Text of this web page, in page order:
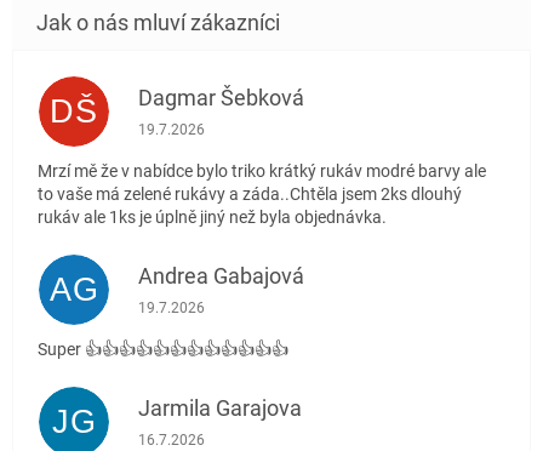
DŠ Dagmar Šebková
Hodnocení obchodu je 4 z 5 hvězdiček.
19.7.2026
Mrzí mě že v nabídce bylo triko krátký rukáv modré barvy ale
to vaše má zelené rukávy a záda..Chtěla jsem 2ks dlouhý
rukáv ale 1ks je úplně jiný než byla objednávka.
AG Andrea Gabajová
Hodnocení obchodu je 5 z 5 hvězdiček.
19.7.2026
Super 👍👍👍👍👍👍👍👍👍👍👍👍
JG Jarmila Garajova
Hodnocení obchodu je 5 z 5 hvězdiček.
16.7.2026